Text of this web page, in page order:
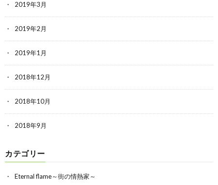
2019年3月
2019年2月
2019年1月
2018年12月
2018年10月
2018年9月
カテゴリー
Eternal flame～街の情熱家～